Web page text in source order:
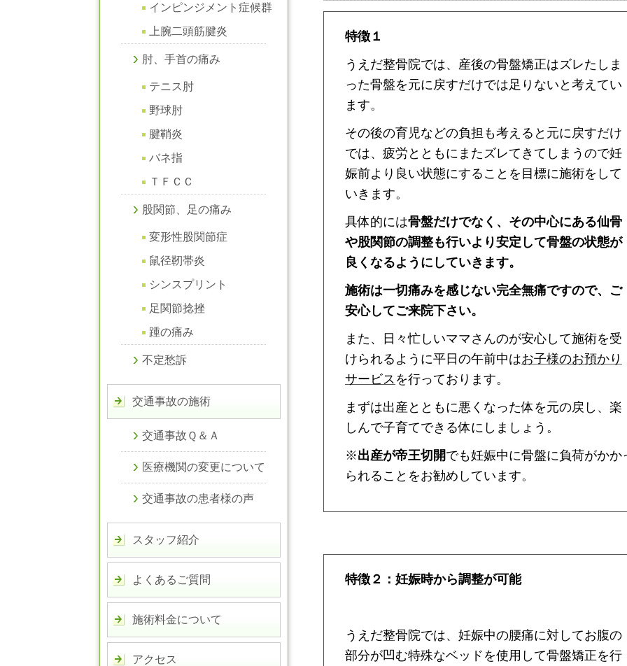
特徴１
うえだ整骨院では、産後の骨盤矯正はズレたしま
った骨盤を元に戻すだけでは足りないと考えてい
ます。
その後の育児などの負担も考えると元に戻すだけ
では、疲労とともにまたズレてきてしまうので妊
娠前より良い状態にすることを目標に施術をして
いきます。
具体的には骨盤だけでなく、その中心にある仙骨
や股関節の調整も行いより安定して骨盤の状態が
良くなるようにしていきます。
施術は一切痛みを感じない完全無痛ですので、ご
安心してご来院下さい。
また、日々忙しいママさんのが安心して施術を受
けられるように平日の午前中はお子様のお預かり
サービス を行っております。
まずは出産とともに悪くなった体を元の戻し、楽
しんで子育てできる体にしましょう。
※出産が帝王切開でも妊娠中に骨盤に負荷がか
られることをお勧めしています。
特徴２：妊娠時から調整が可能
うえだ整骨院では、妊娠中の腰痛に対してお腹の
部分が凹む特殊なベッドを使用して骨盤矯正を行
インピンジメント症候群
上腕二頭筋腱炎
肘、手首の痛み
テニス肘
野球肘
腱鞘炎
バネ指
ＴＦＣＣ
股関節、足の痛み
変形性股関節症
鼠径靭帯炎
シンスプリント
足関節捻挫
踵の痛み
不定愁訴
交通事故の施術
交通事故Ｑ＆Ａ
医療機関の変更について
交通事故の患者様の声
スタッフ紹介
よくあるご質問
施術料金について
アクセス